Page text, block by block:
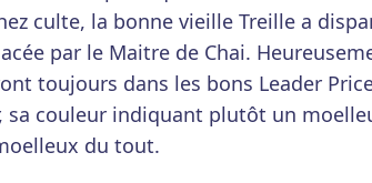
culte, la bonne vieille Treille a
par le Maitre de Chai.
toujours dans les bons Leader
sa couleur indiquant plutôt un
du tout.